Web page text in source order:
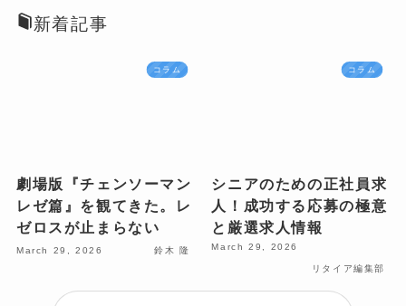
新着記事
コラム
劇場版『チェンソーマン
レゼ篇』を観てきた。レ
ゼロスが止まらない
March 29, 2026 鈴木 隆
コラム
シニアのための正社員求
人！成功する応募の極意
と厳選求人情報
March 29, 2026
リタイア編集部